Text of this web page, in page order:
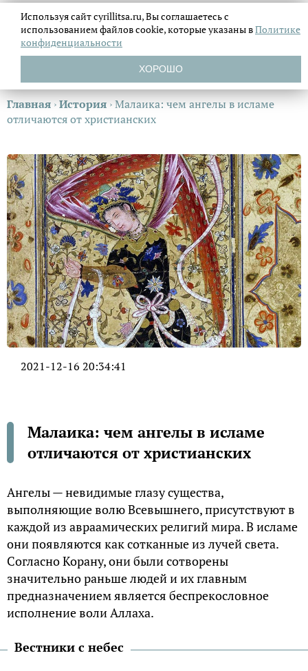
Главная ›История ›Малаика: чем ангелы в исламе
отличаются от христианских
2021-12-16 20:34:41
Малаика: чем ангелы в исламе
отличаются от христианских
Ангелы — невидимые глазу существа,
выполняющие волю Всевышнего, присутствуют в
каждой из авраамических религий мира. В исламе
они появляются как сотканные из лучей света.
Согласно Корану, они были сотворены
значительно раньше людей и их главным
предназначением является беспрекословное
исполнение воли Аллаха.
Вестники с небес
Используя сайт cyrillitsa.ru, Вы соглашаетесь с
использованием файловcookie, которые указаны вПолитике
конфиденциальности
ХОРОШО